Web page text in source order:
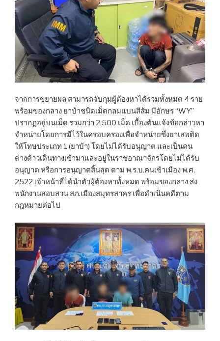
จากการขยายผล สามารถจับกุมผู้ต้องหาได้รวมทั้งหมด 4 ราย
พร้อมของกลาง ยาบ้าชนิดเม็ดกลมแบนสีส้ม มีอักษร “WY”
ปรากฏอยู่บนเม็ด รวมกว่า 2,500 เม็ด เบื้องต้นแจ้งข้อกล่าวหา
จำหน่ายโดยการมีไว้ในครอบครองเพื่อจำหน่ายซึ่งยาเสพติด
ให้โทษประเภท 1 (ยาบ้า) โดยไม่ได้รับอนุญาต และเป็นคน
ต่างด้าวเดินทางเข้ามาและอยู่ในราชอาณาจักรโดยไม่ได้รับ
อนุญาต หรือการอนุญาตสิ้นสุด ตาม พ.ร.บ.คนเข้าเมือง พ.ศ.
2522 เจ้าหน้าที่ได้นำตัวผู้ต้องหาทั้งหมด พร้อมของกลาง ส่ง
พนักงานสอบสวน สภ.เมืองสมุทรสาคร เพื่อดำเนินคดีตาม
กฎหมายต่อไป